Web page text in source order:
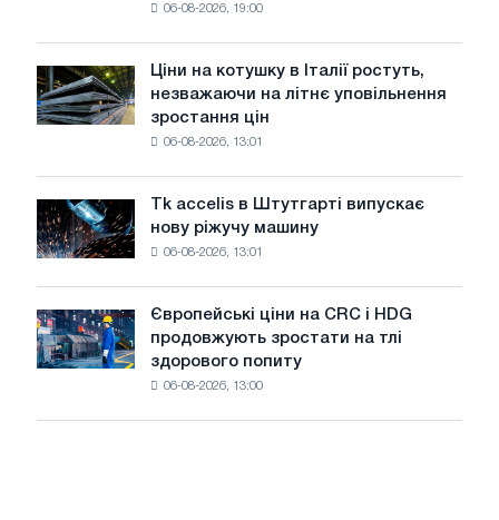
липні
з
року
06-08-2026, 19:00
Ціни
на
котушку
незважаючи
на
уповільнення
зростання
цін
Ціни на котушку в Італії ростуть,
незважаючи на літнє уповільнення
зростання цін
06-08-2026, 13:01
Tk
accelis
в
нову
ріжучу
Tk accelis в Штутгарті випускає
нову ріжучу машину
06-08-2026, 13:01
Європейські
ціни
на
Європейські ціни на CRC і HDG
продовжують зростати на тлі
здорового попиту
06-08-2026, 13:00